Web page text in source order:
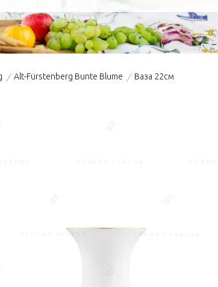
/ Alt-Fürstenberg Bunte Blume / Ваза 22см